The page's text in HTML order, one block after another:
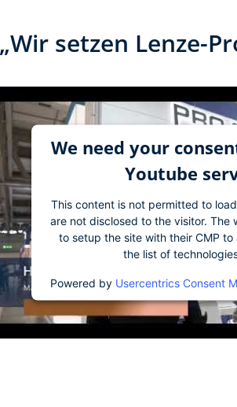
„Wir setzen Lenze-
We need your
Youtube
This content is not permitted to
are not disclosed to the visitor. The
to setup the site with their CMP
the list of
Powered by Usercentrics Consent